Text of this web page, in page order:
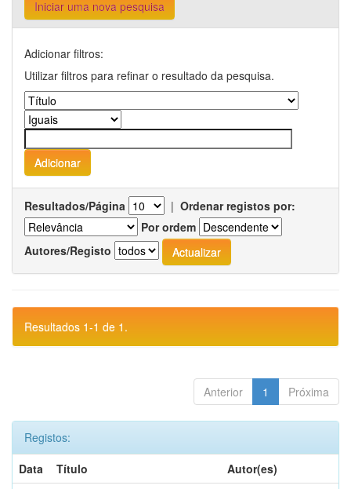
Iniciar uma nova pesquisa
Adicionar filtros:
Utilizar filtros para refinar o resultado da pesquisa.
Resultados/Página | Ordenar registos por:
Por ordem
Autores/Registo
Resultados 1-1 de 1.
Anterior 1 Próxima
Registos:
Data
Título
Autor(es)